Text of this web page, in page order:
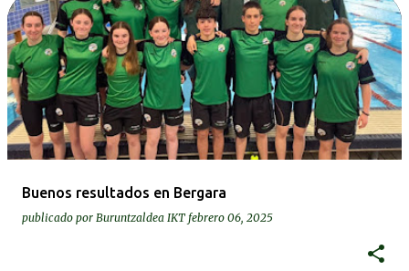
Buenos resultados en Bergara
publicado por Buruntzaldea IKT febrero 06, 2025